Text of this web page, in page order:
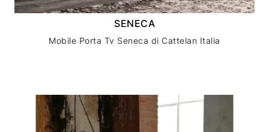
SENECA
Mobile Porta Tv Seneca di Cattelan Italia